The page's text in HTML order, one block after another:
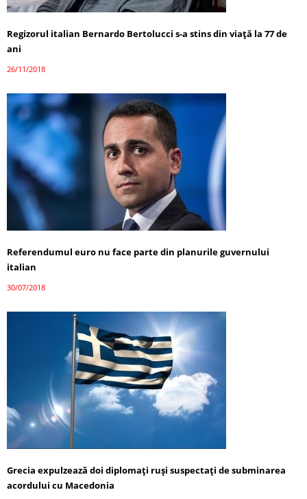
Regizorul italian Bernardo Bertolucci s-a stins din viaţă la 77 de
ani
26/11/2018
Referendumul euro nu face parte din planurile guvernului
italian
30/07/2018
Grecia expulzează doi diplomaţi ruşi suspectaţi de subminarea
acordului cu Macedonia